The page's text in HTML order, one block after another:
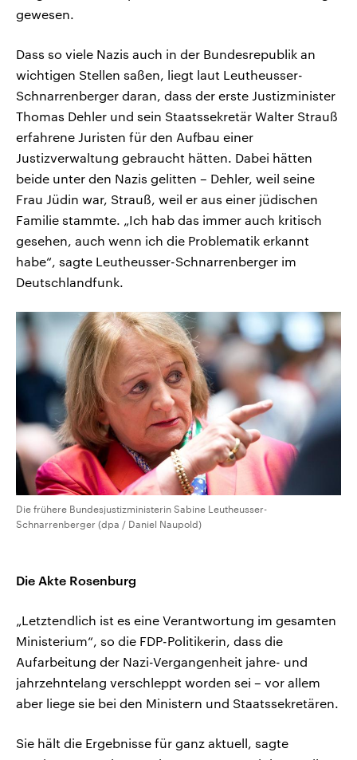
gewesen.
Dass so viele Nazis auch in der Bundesrepublik an
wichtigen Stellen saßen, liegt laut Leutheusser-
Schnarrenberger daran, dass der erste Justizminister
Thomas Dehler und sein Staatssekretär Walter Strauß
erfahrene Juristen für den Aufbau einer
Justizverwaltung gebraucht hätten. Dabei hätten
beide unter den Nazis gelitten – Dehler, weil seine
Frau Jüdin war, Strauß, weil er aus einer jüdischen
Familie stammte. „Ich hab das immer auch kritisch
gesehen, auch wenn ich die Problematik erkannt
habe“, sagte Leutheusser-Schnarrenberger im
Deutschlandfunk.
Die frühere Bundesjustizministerin Sabine Leutheusser-
Schnarrenberger (dpa / Daniel Naupold)
Die Akte Rosenburg
„Letztendlich ist es eine Verantwortung im gesamten
Ministerium“, so die FDP-Politikerin, dass die
Aufarbeitung der Nazi-Vergangenheit jahre- und
jahrzehntelang verschleppt worden sei – vor allem
aber liege sie bei den Ministern und Staatssekretären.
Sie hält die Ergebnisse für ganz aktuell, sagte